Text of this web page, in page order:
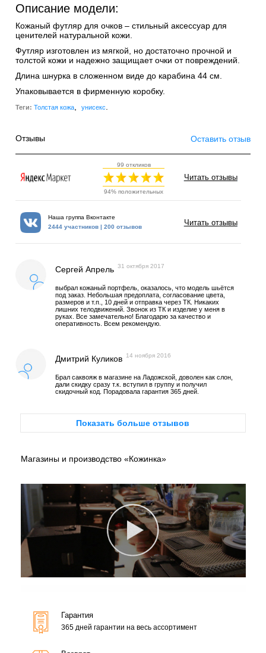
Описание модели:
Кожаный футляр для очков – стильный аксессуар для
ценителей натуральной кожи.
Футляр изготовлен из мягкой, но достаточно прочной и
толстой кожи и надежно защищает очки от повреждений.
Длина шнурка в сложенном виде до карабина 44 см.
Упаковывается в фирменную коробку.
Теги: Толстая кожа, унисекс.
Отзывы Оставить отзыв
99 откликов
94% положительных
Читать отзывы
Наша группа Вконтакте
2444 участников | 200 отзывов
Читать отзывы
Сергей Апрель 31 октября 2017
выбрал кожаный портфель, оказалось, что модель шьётся
под заказ. Небольшая предоплата, согласование цвета,
размеров и т.п., 10 дней и отправка через ТК. Никаких
лишних телодвижений. Звонок из ТК и изделие у меня в
руках. Все замечательно! Благодарю за качество и
оперативность. Всем рекомендую.
Дмитрий Куликов 14 ноября 2016
Брал саквояж в магазине на Ладожской, доволен как слон,
дали скидку сразу т.к. вступил в группу и получил
скидочный код. Порадовала гарантия 365 дней.
Показать больше отзывов
Магазины и производство «Кожинка»
Гарантия
365 дней гарантии на весь ассортимент